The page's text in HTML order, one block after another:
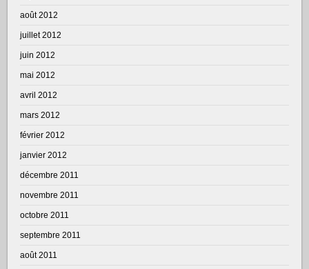
août 2012
juillet 2012
juin 2012
mai 2012
avril 2012
mars 2012
février 2012
janvier 2012
décembre 2011
novembre 2011
octobre 2011
septembre 2011
août 2011